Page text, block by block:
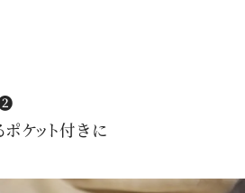
❷
ケット付きに